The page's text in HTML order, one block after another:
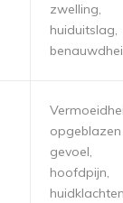
zwelling,
huiduitslag,
opgeblazen
gevoel,
hoofdpijn,